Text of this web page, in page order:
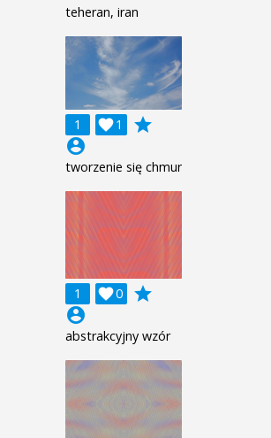
teheran, iran
1 1

grade
account_circle
tworzenie się chmur
1 0

grade
account_circle
abstrakcyjny wzór